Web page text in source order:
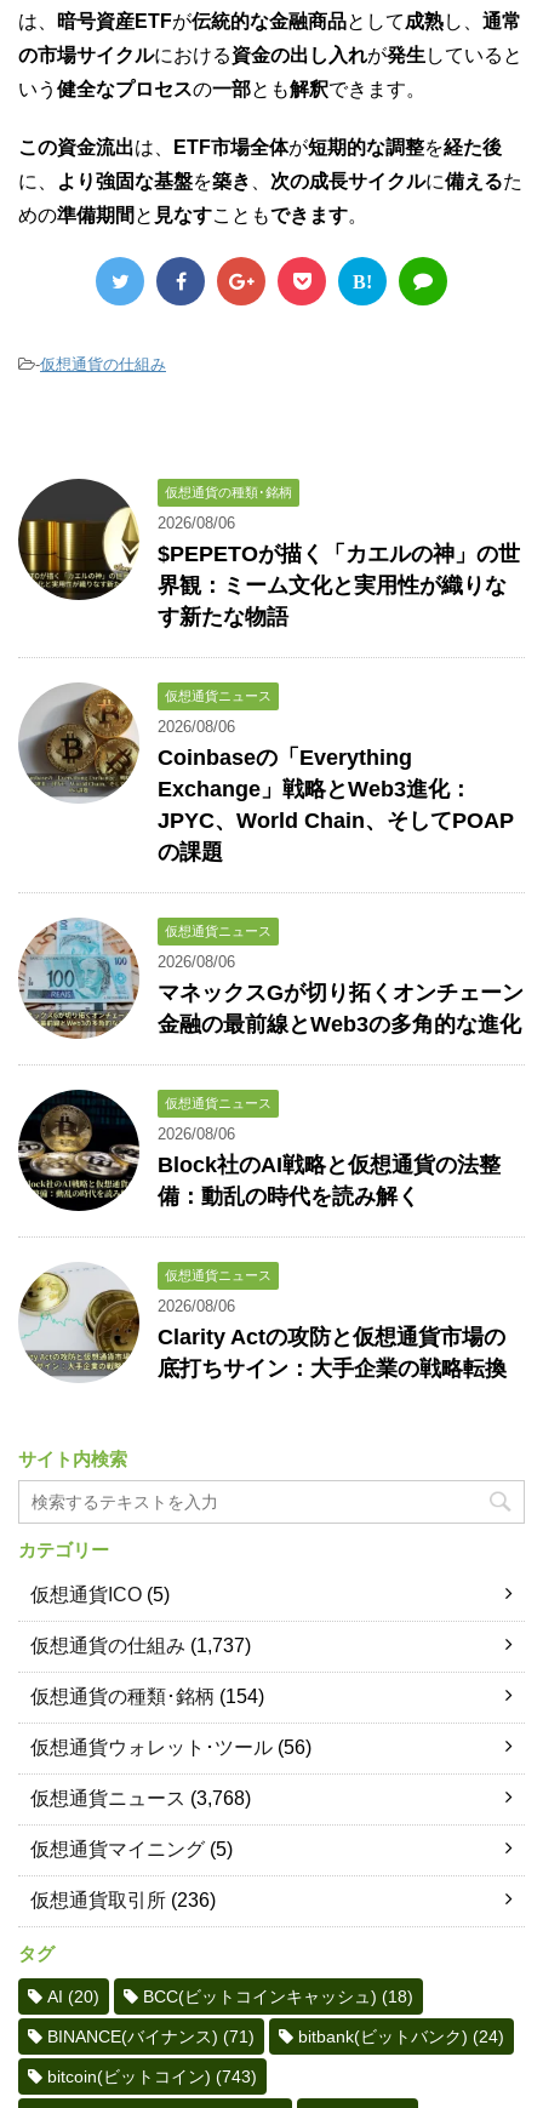
は、
暗号資産ETFが伝統的な金融商品として成熟し、 通常
の市場サイクルにおける資金の出し入れが発生 していると
いう 健全なプロセスの一部とも解釈できます。
この資金流出は、 ETF市場全体が短期的な調整を経た後
に、
より強固な基盤を築き 次の成長サイクルに備えるた
めの準備期間 と 見なすこともできます。
B!
-仮想通貨の仕組み
仮想通貨の種類･銘柄
2026/08/06
$PEPETOが描く「カエルの神」の世
界観：ミーム文化と実用性が織りな
す新たな物語
仮想通貨ニュース
2026/08/06
Coinbaseの「Everything
Exchange」戦略とWeb3進化：
JPYC、World Chain、そしてPOAP
の課題
仮想通貨ニュース
2026/08/06
マネックスGが切り拓くオンチェーン
金融の最前線とWeb3の多角的な進化
仮想通貨ニュース
2026/08/06
Block社のAI戦略と仮想通貨の法整
備：動乱の時代を読み解く
仮想通貨ニュース
2026/08/06
Clarity Actの攻防と仮想通貨市場の
底打ちサイン：大手企業の戦略転換
サイト内検索
カテゴリー
仮想通貨ICO (5)
仮想通貨の仕組み (1,737)
仮想通貨の種類･銘柄 (154)
仮想通貨ウォレット･ツール (56)
仮想通貨ニュース (3,768)
仮想通貨マイニング (5)
仮想通貨取引所 (236)
タグ
AI (20) BCC(ビットコインキャッシュ) (18)
BINANCE(バイナンス) (71) bitbank(ビットバンク) (24)
bitcoin(ビットコイン) (743)